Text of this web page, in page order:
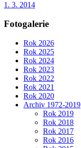
1. 3. 2014
Fotogalerie
Rok 2026
Rok 2025
Rok 2024
Rok 2023
Rok 2022
Rok 2021
Rok 2020
Archiv 1972-2019
Rok 2019
Rok 2018
Rok 2017
Rok 2016